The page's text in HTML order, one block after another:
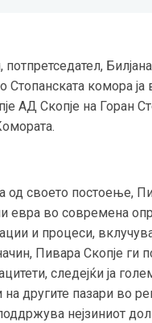
комора ја
АД Скопје на Горан
своето постоење,
евра во современа
и процеси,
Пивара Скопје ги
следејќи ја
другите пазари во
нејзиниот